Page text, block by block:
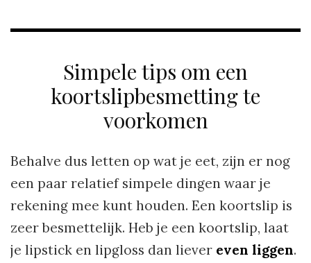
Simpele tips om een
koortslipbesmetting te
voorkomen
Behalve dus letten op wat je eet, zijn er nog
een paar relatief simpele dingen waar je
rekening mee kunt houden. Een koortslip is
zeer besmettelijk. Heb je een koortslip, laat
je lipstick en lipgloss dan liever even liggen.